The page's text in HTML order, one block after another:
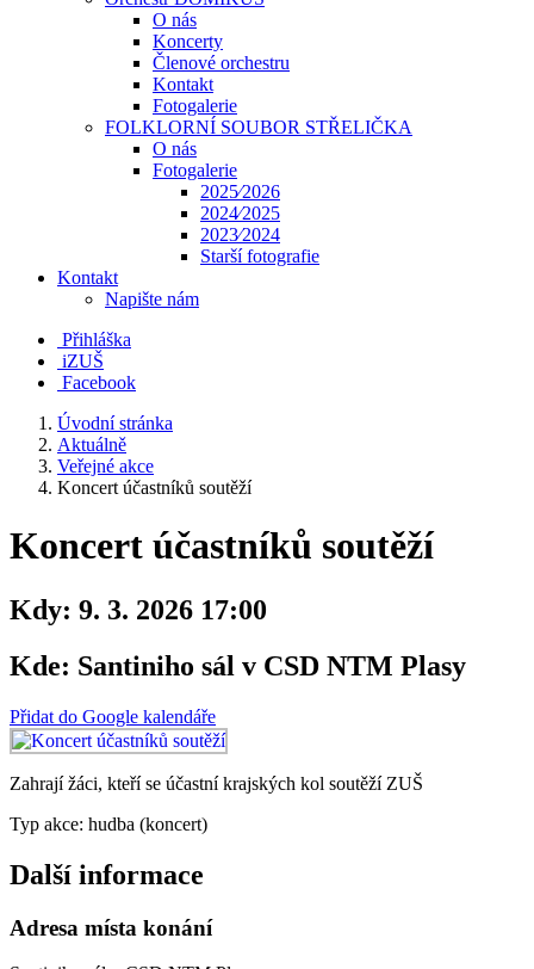
O nás
Koncerty
Členové orchestru
Kontakt
Fotogalerie
FOLKLORNÍ SOUBOR STŘELIČKA
O nás
Fotogalerie
2025⁄2026
2024⁄2025
2023⁄2024
Starší fotografie
Kontakt
Napište nám
Přihláška
iZUŠ
Facebook
Úvodní stránka
Aktuálně
Veřejné akce
Koncert účastníků soutěží
Koncert účastníků soutěží
Kdy: 9. 3. 2026 17:00
Kde: Santiniho sál v CSD NTM Plasy
Přidat do Google kalendáře
Zahrají žáci, kteří se účastní krajských kol soutěží ZUŠ
Typ akce: hudba (koncert)
Další informace
Adresa místa konání